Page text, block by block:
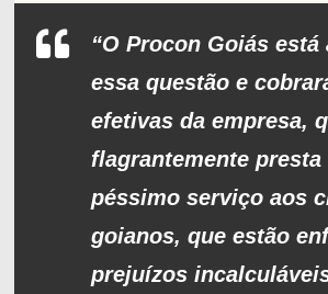
“O Procon Goiás está
essa questão e
efetivas da empresa,
flagrantemente presta
péssimo serviço aos
goianos, que estão
prejuízos